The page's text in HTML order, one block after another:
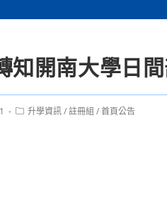
知開南大學日
Post升學資訊/註冊組 /首頁公告